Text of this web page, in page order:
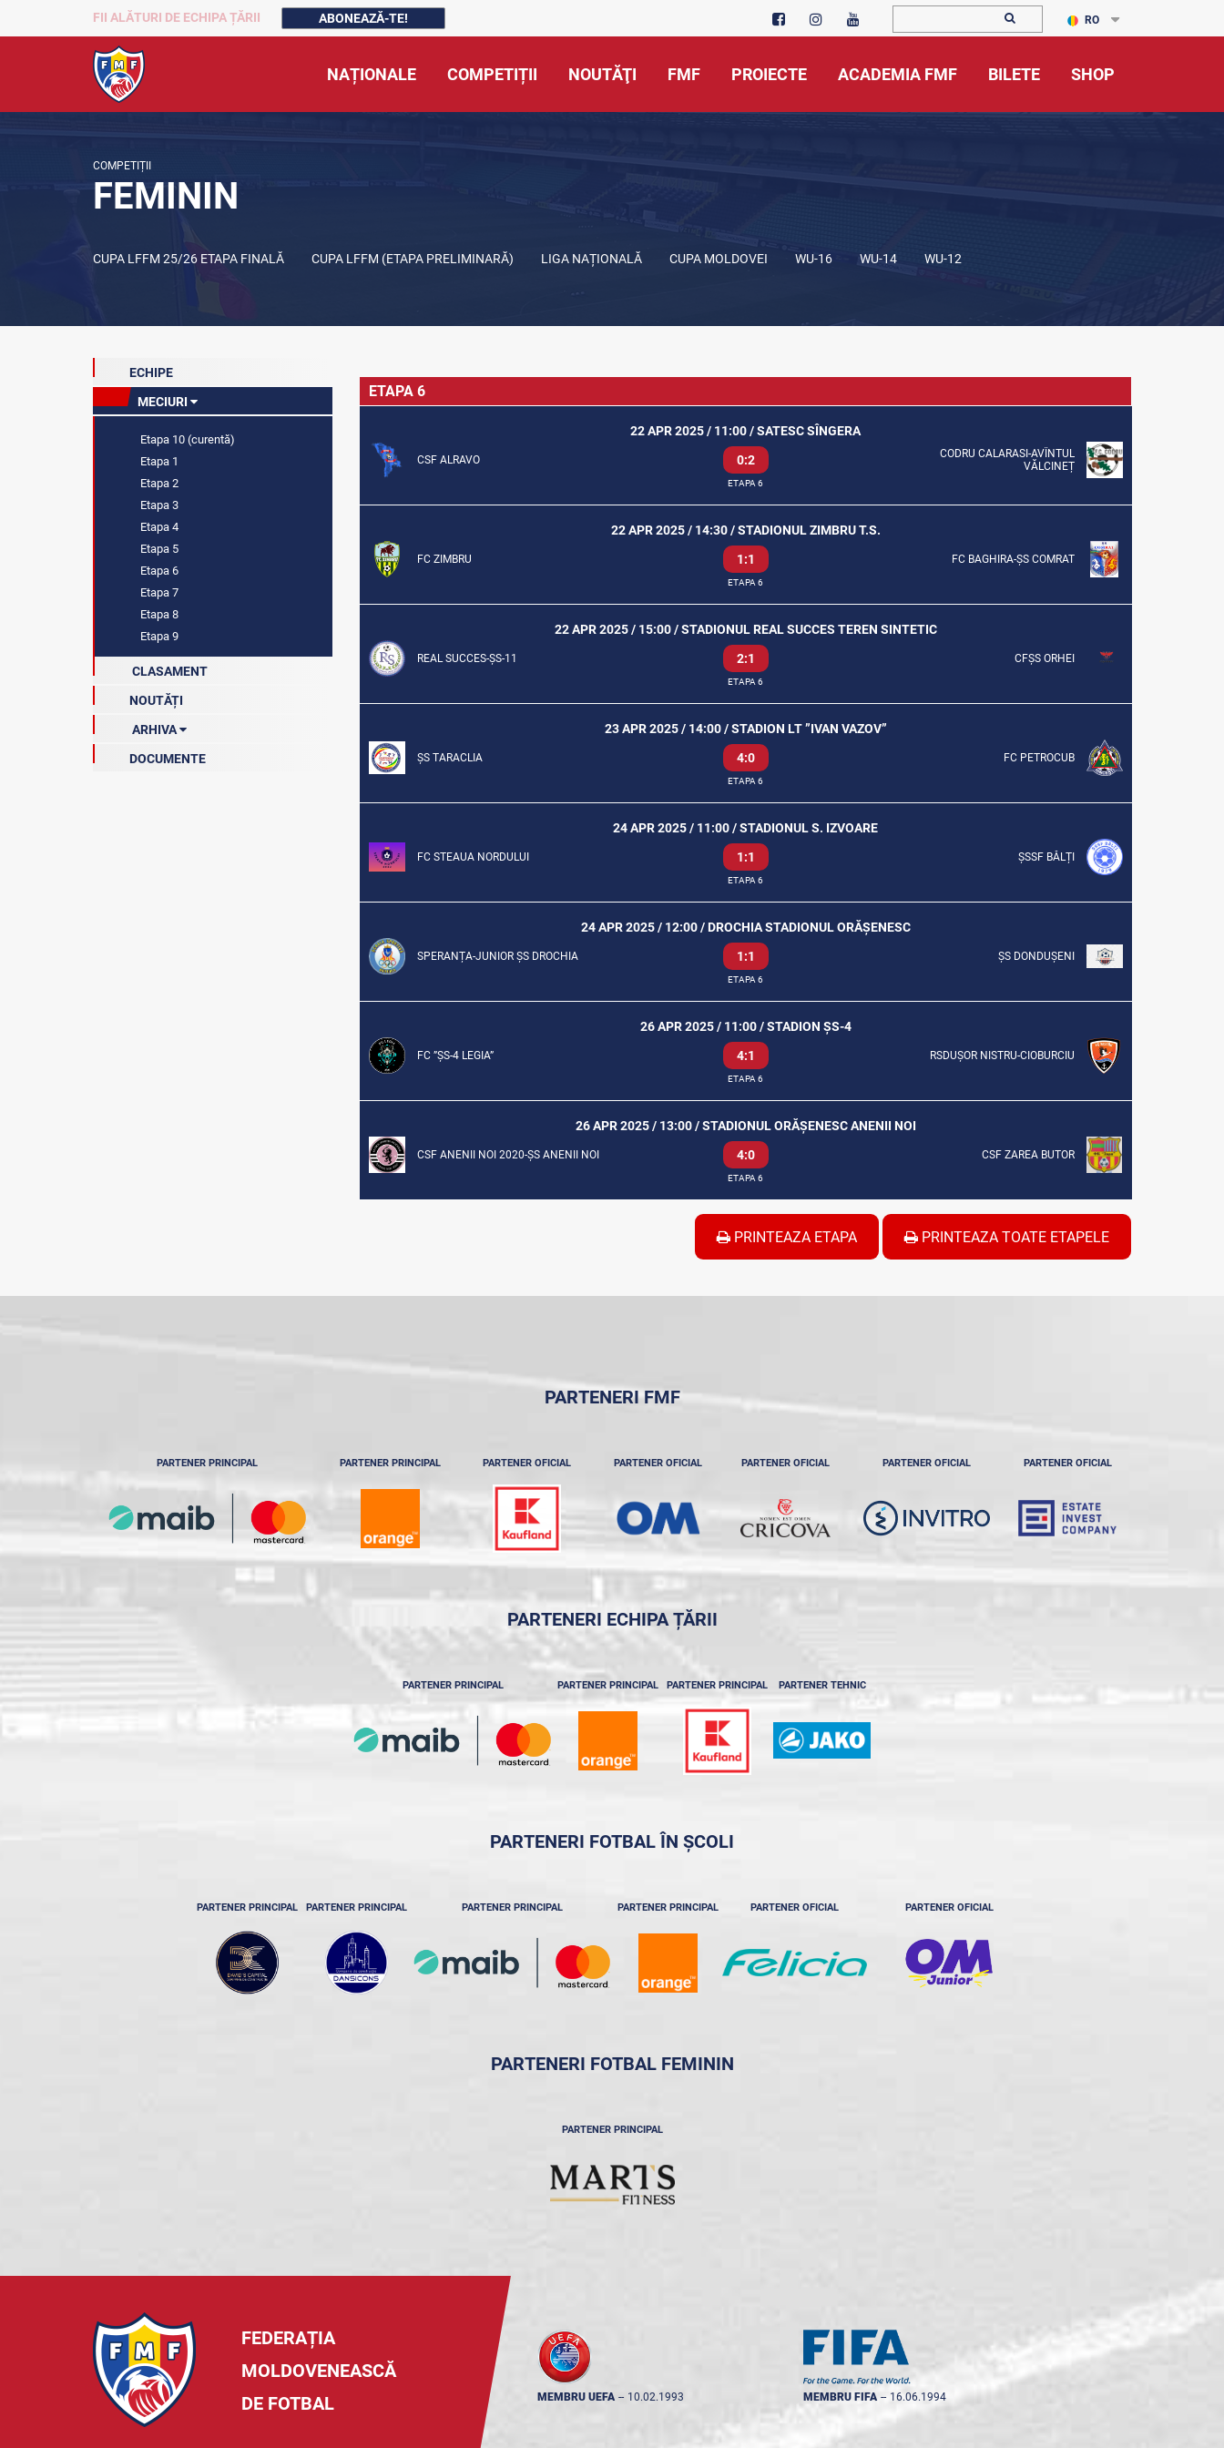
FII ALĂTURI DE ECHIPA ȚĂRII ABONEAZĂ-TE! RO
NAȚIONALE COMPETIȚII NOUTĂŢI FMF PROIECTE ACADEMIA FMF BILETE SHOP
COMPETIȚII
FEMININ
CUPA LFFM 25/26 ETAPA FINALĂ CUPA LFFM (ETAPA PRELIMINARĂ) LIGA NAȚIONALĂ CUPA MOLDOVEI WU-16 WU-14 WU-12
ECHIPE
MECIURI
Etapa 10 (curentă)
Etapa 1
Etapa 2
Etapa 3
Etapa 4
Etapa 5
Etapa 6
Etapa 7
Etapa 8
Etapa 9
CLASAMENT
NOUTĂȚI
ARHIVA
Ediția 2023-2024
DOCUMENTE
ETAPA 6
22 APR 2025 / 11:00 / SATESC SÎNGERA
CSF ALRAVO 0:2
CODRU CALARASI-AVÎNTUL
VĂLCINEȚ
ETAPA 6
22 APR 2025 / 14:30 / STADIONUL ZIMBRU T.S.
FC ZIMBRU 1:1 FC BAGHIRA-ȘS COMRAT
ETAPA 6
22 APR 2025 / 15:00 / STADIONUL REAL SUCCES TEREN SINTETIC
REAL SUCCES-ȘS-11 2:1 CFȘS ORHEI
ETAPA 6
23 APR 2025 / 14:00 / STADION LT ”IVAN VAZOV”
ȘS TARACLIA 4:0 FC PETROCUB
ETAPA 6
24 APR 2025 / 11:00 / STADIONUL S. IZVOARE
FC STEAUA NORDULUI 1:1 ȘSSF BĂLȚI
ETAPA 6
24 APR 2025 / 12:00 / DROCHIA STADIONUL ORĂȘENESC
SPERANȚA-JUNIOR ȘS DROCHIA 1:1 ȘS DONDUȘENI
ETAPA 6
26 APR 2025 / 11:00 / STADION ȘS-4
FC ”ȘS-4 LEGIA” 4:1 RSDUȘOR NISTRU-CIOBURCIU
ETAPA 6
26 APR 2025 / 13:00 / STADIONUL ORĂȘENESC ANENII NOI
CSF ANENII NOI 2020-ȘS ANENII NOI 4:0 CSF ZAREA BUTOR
ETAPA 6
PRINTEAZA ETAPA PRINTEAZA TOATE ETAPELE
PARTENERI FMF
PARTENER PRINCIPAL PARTENER PRINCIPAL PARTENER OFICIAL PARTENER OFICIAL PARTENER OFICIAL PARTENER OFICIAL PARTENER OFICIAL
PARTENERI ECHIPA ȚĂRII
PARTENER PRINCIPAL PARTENER PRINCIPAL PARTENER PRINCIPAL PARTENER TEHNIC
PARTENERI FOTBAL ÎN ȘCOLI
PARTENER PRINCIPAL PARTENER PRINCIPAL PARTENER PRINCIPAL PARTENER PRINCIPAL PARTENER OFICIAL PARTENER OFICIAL
PARTENERI FOTBAL FEMININ
PARTENER PRINCIPAL
FEDERAȚIA
MOLDOVENEASCĂ
DE FOTBAL
MEMBRU UEFA -- 10.02.1993 MEMBRU FIFA -- 16.06.1994